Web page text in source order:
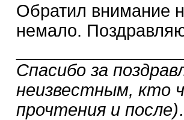
Обратил внимание
немало.
Спасибо за
неизвестным, кто
прочтения и